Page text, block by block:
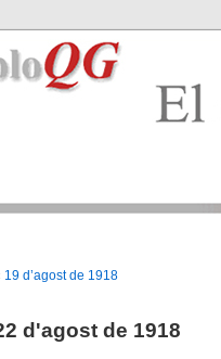
19 d’agost de 1918
d'agost de 1918